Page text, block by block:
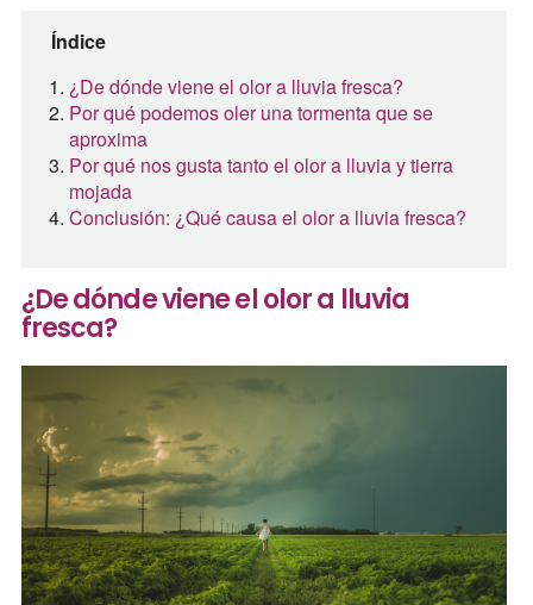
Índice
¿De dónde viene el olor a lluvia fresca?
Por qué podemos oler una tormenta que se
aproxima
Por qué nos gusta tanto el olor a lluvia y tierra
mojada
Conclusión: ¿Qué causa el olor a lluvia fresca?
¿De dónde viene el olor a lluvia
fresca?